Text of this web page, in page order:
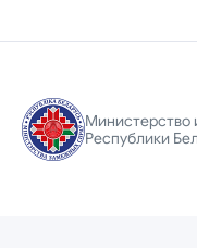
Министерство
Республики